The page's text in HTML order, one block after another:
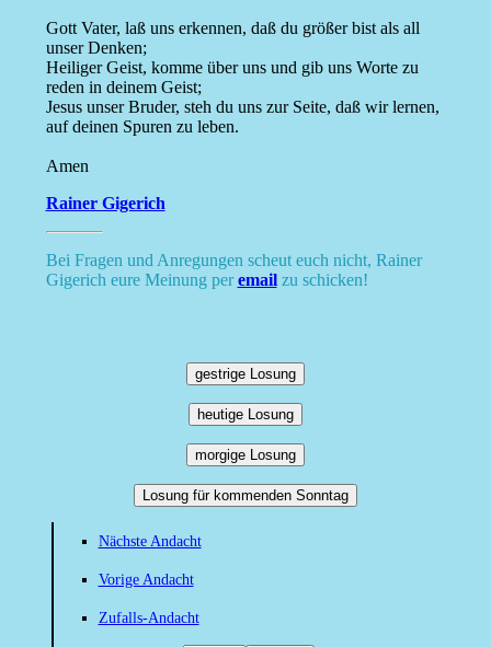
Gott Vater, laß uns erkennen, daß du größer bist als all
unser Denken;
Heiliger Geist, komme über uns und gib uns Worte zu
reden in deinem Geist;
Jesus unser Bruder, steh du uns zur Seite, daß wir lernen,
auf deinen Spuren zu leben.
Amen
Rainer Gigerich
Bei Fragen und Anregungen scheut euch nicht, Rainer
Gigerich eure Meinung peremailzu schicken!
gestrige Losung
heutige Losung
morgige Losung
Losung für kommenden Sonntag
Nächste Andacht
Vorige Andacht
Zufalls-Andacht